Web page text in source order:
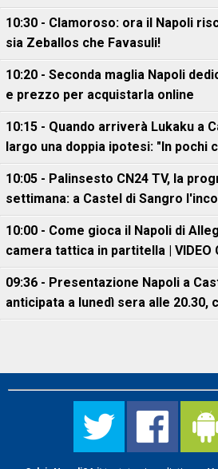
10:30 - Clamoroso: ora il Napoli
sia Zeballos che Favasuli!
10:20 - Seconda maglia Napoli
e prezzo per acquistarla online
10:15 - Quando arriverà Lukaku a
largo una doppia ipotesi: "In pochi
10:05 - Palinsesto CN24 TV, la
settimana: a Castel di Sangro
10:00 - Come gioca il Napoli di
camera tattica in partitella | VIDEO
09:36 - Presentazione Napoli a
anticipata a lunedì sera alle 20.30,